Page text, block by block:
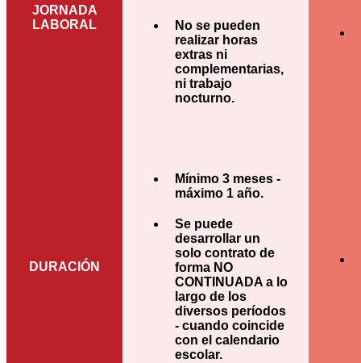
JORNADA
LABORAL
No se pueden
realizar horas
extras ni
complementarias,
ni trabajo
nocturno.
DURACIÓN
Mínimo 3 meses -
máximo 1 año.
Se puede
desarrollar un
solo contrato de
forma NO
CONTINUADA a lo
largo de los
diversos períodos
- cuando coincide
con el calendario
escolar.